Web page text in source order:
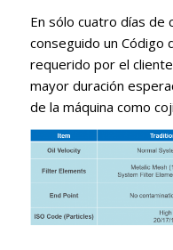
En sólo cuatro días de
conseguido un Código
requerido por el
mayor duración
de la máquina como